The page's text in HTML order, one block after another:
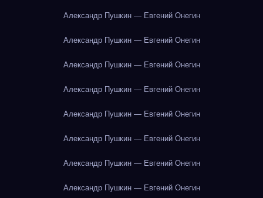
Александр Пушкин — Евгений Онегин
Александр Пушкин — Евгений Онегин
Александр Пушкин — Евгений Онегин
Александр Пушкин — Евгений Онегин
Александр Пушкин — Евгений Онегин
Александр Пушкин — Евгений Онегин
Александр Пушкин — Евгений Онегин
Александр Пушкин — Евгений Онегин